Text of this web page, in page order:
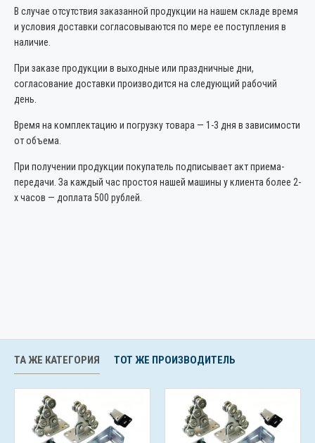
В случае отсутствия заказанной продукции на нашем складе время
и условия доставки согласовываются по мере ее поступления в
наличие.
При заказе продукции в выходные или праздничные дни,
согласование доставки производится на следующий рабочий
день.
Время на комплектацию и погрузку товара — 1-3 дня в зависимости
от объема.
При получении продукции покупатель подписывает акт приема-
передачи. За каждый час простоя нашей машины у клиента более 2-
х часов — доплата 500 рублей.
ТА ЖЕ КАТЕГОРИЯ ТОТ ЖЕ ПРОИЗВОДИТЕЛЬ